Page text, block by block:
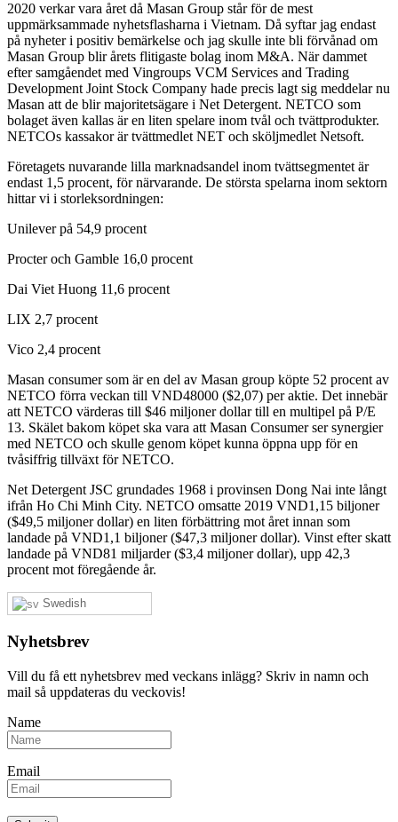
2020 verkar vara året då Masan Group står för de mest
uppmärksammade nyhetsflasharna i Vietnam. Då syftar jag endast
på nyheter i positiv bemärkelse och jag skulle inte bli förvånad om
Masan Group blir årets flitigaste bolag inom M&A. När dammet
efter samgåendet med Vingroups VCM Services and Trading
Development Joint Stock Company hade precis lagt sig meddelar nu
Masan att de blir majoritetsägare i Net Detergent. NETCO som
bolaget även kallas är en liten spelare inom tvål och tvättprodukter.
NETCOs kassakor är tvättmedlet NET och sköljmedlet Netsoft.
Företagets nuvarande lilla marknadsandel inom tvättsegmentet är
endast 1,5 procent, för närvarande. De största spelarna inom sektorn
hittar vi i storleksordningen:
Unilever på 54,9 procent
Procter och Gamble 16,0 procent
Dai Viet Huong 11,6 procent
LIX 2,7 procent
Vico 2,4 procent
Masan consumer som är en del av Masan group köpte 52 procent av
NETCO förra veckan till VND48000 ($2,07) per aktie. Det innebär
att NETCO värderas till $46 miljoner dollar till en multipel på P/E
13. Skälet bakom köpet ska vara att Masan Consumer ser synergier
med NETCO och skulle genom köpet kunna öppna upp för en
tvåsiffrig tillväxt för NETCO.
Net Detergent JSC grundades 1968 i provinsen Dong Nai inte långt
ifrån Ho Chi Minh City. NETCO omsatte 2019 VND1,15 biljoner
($49,5 miljoner dollar) en liten förbättring mot året innan som
landade på VND1,1 biljoner ($47,3 miljoner dollar). Vinst efter skatt
landade på VND81 miljarder ($3,4 miljoner dollar), upp 42,3
procent mot föregående år.
Swedish
Nyhetsbrev
Vill du få ett nyhetsbrev med veckans inlägg? Skriv in namn och
mail så uppdateras du veckovis!
Name
Email